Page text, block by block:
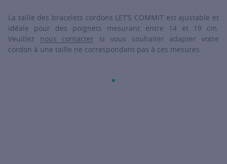
La taille des bracelets cordons LET’S COMMIT est ajustable et
idéale pour des poignets mesurant entre 14 et 19 cm.
Veuillez nous contacter si vous souhaiter adapter votre
cordon à une taille ne correspondant pas à ces mesures.